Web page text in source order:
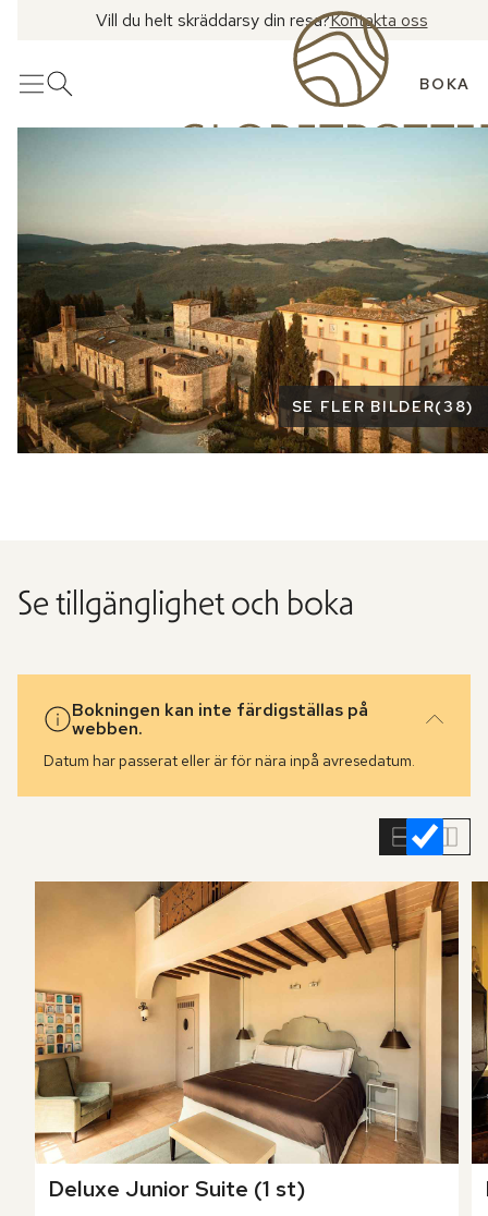
Vill du helt skräddarsy din resa?Kontakta oss
MenyÖppna sök BOKA
Se fler bilder
SE FLER BILDER(38)
Se tillgänglighet och boka
Bokningen kan inte färdigställas på
webben.
Datum har passerat eller är för nära inpå avresedatum.
Hoppa
Deluxe Junior Suite (1 st)